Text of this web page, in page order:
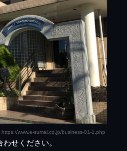
www.e-sumai.co.jp/business-01-1.php
せください。